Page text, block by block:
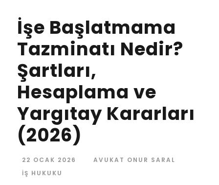
İşe Başlatmama
Tazminatı Nedir?
Şartları,
Hesaplama ve
Yargıtay Kararları
(2026)
22 OCAK 2026
AVUKAT ONUR SARAL
İŞ HUKUKU